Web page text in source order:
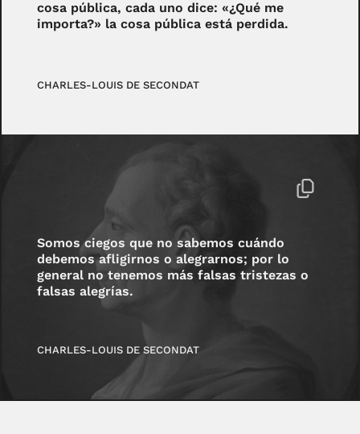
cosa pública, cada uno dice: «¿Qué me
importa?» la cosa pública está perdida.
CHARLES-LOUIS DE SECONDAT
Somos ciegos que no sabemos cuándo
debemos afligirnos o alegrarnos; por lo
general no tenemos más falsas tristezas o
falsas alegrías.
CHARLES-LOUIS DE SECONDAT